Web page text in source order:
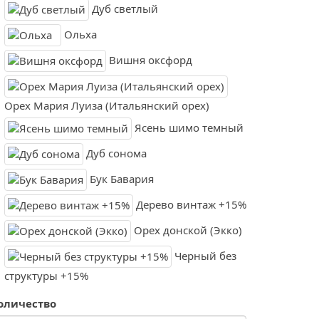
Дуб светлый
Ольха
Вишня оксфорд
Орех Мария Луиза (Итальянский орех)
Ясень шимо темный
Дуб сонома
Бук Бавария
Дерево винтаж +15%
Орех донской (Экко)
Черный без
структуры +15%